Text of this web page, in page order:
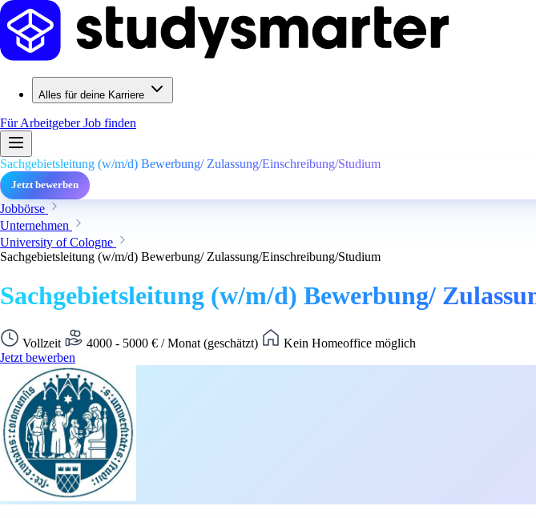
Alles für deine Karriere
Für ArbeitgeberJob finden
Sachgebietsleitung (w/m/d) Bewerbung/ Zulassung/Einschreibung/Studium
Jetzt bewerben
Jobbörse
Unternehmen
University of Cologne
Sachgebietsleitung (w/m/d) Bewerbung/ Zulassung/Einschreibung/Studium
Sachgebietsleitung (w/m/d) Bewerbung/
Vollzeit 4000 - 5000 € / Monat (geschätzt)
Kein Homeoffice möglich
Jetzt bewerben